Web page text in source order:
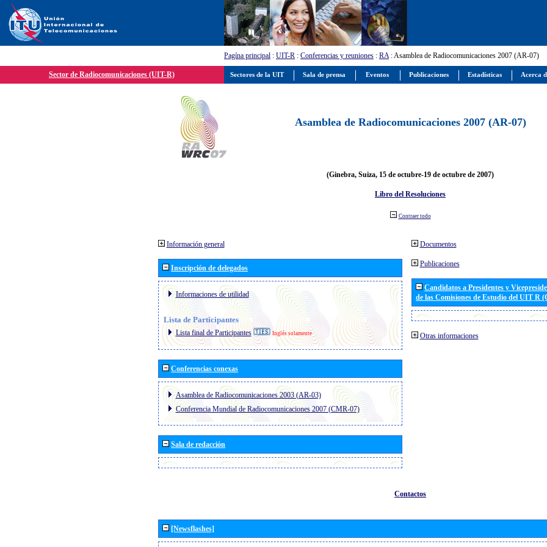
Pagína principal : UIT-R : Conferencias y reuniones : RA: Asamblea de Radiocomunicaciones 2007 (AR-07)
Sector de Radiocomunicaciones (UIT-R)
Asamblea de Radiocomunicaciones 2007 (AR-07)
(Ginebra, Suiza, 15 de octubre-19 de octubre de 2007)
Libro del Resoluciones
Contraer todo
Información general
Inscripción de delegados
Informaciones de utilidad
Lista de Participantes
Lista final de Participantes Inglés solamente
Conferencias conexas
Asamblea de Radiocomunicaciones 2003 (AR-03)
Conferencia Mundial de Radiocomunicaciones 2007 (CMR-07)
Sala de redacción
Documentos
Publicaciones
Candidatos a Presidentes y
de las Comisiones de Estudio del UIT R
Otras informaciones
Contactos
[Newsflashes]
Sectores de la UIT Sala de prensa Eventos Publicaciones Estadísticas Acerca